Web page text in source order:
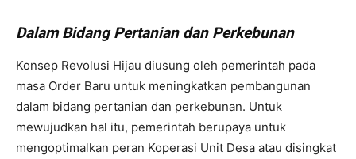
Dalam Bidang Pertanian dan Perkebunan
Konsep Revolusi Hijau diusung oleh pemerintah pada
masa Order Baru untuk meningkatkan pembangunan
dalam bidang pertanian dan perkebunan. Untuk
mewujudkan hal itu, pemerintah berupaya untuk
mengoptimalkan peran Koperasi Unit Desa atau disingkat